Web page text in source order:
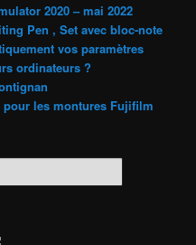
2020 – mai 2022
Pen , Set avec bloc-note
vos paramètres
ordinateurs ?
pour les montures Fujifilm